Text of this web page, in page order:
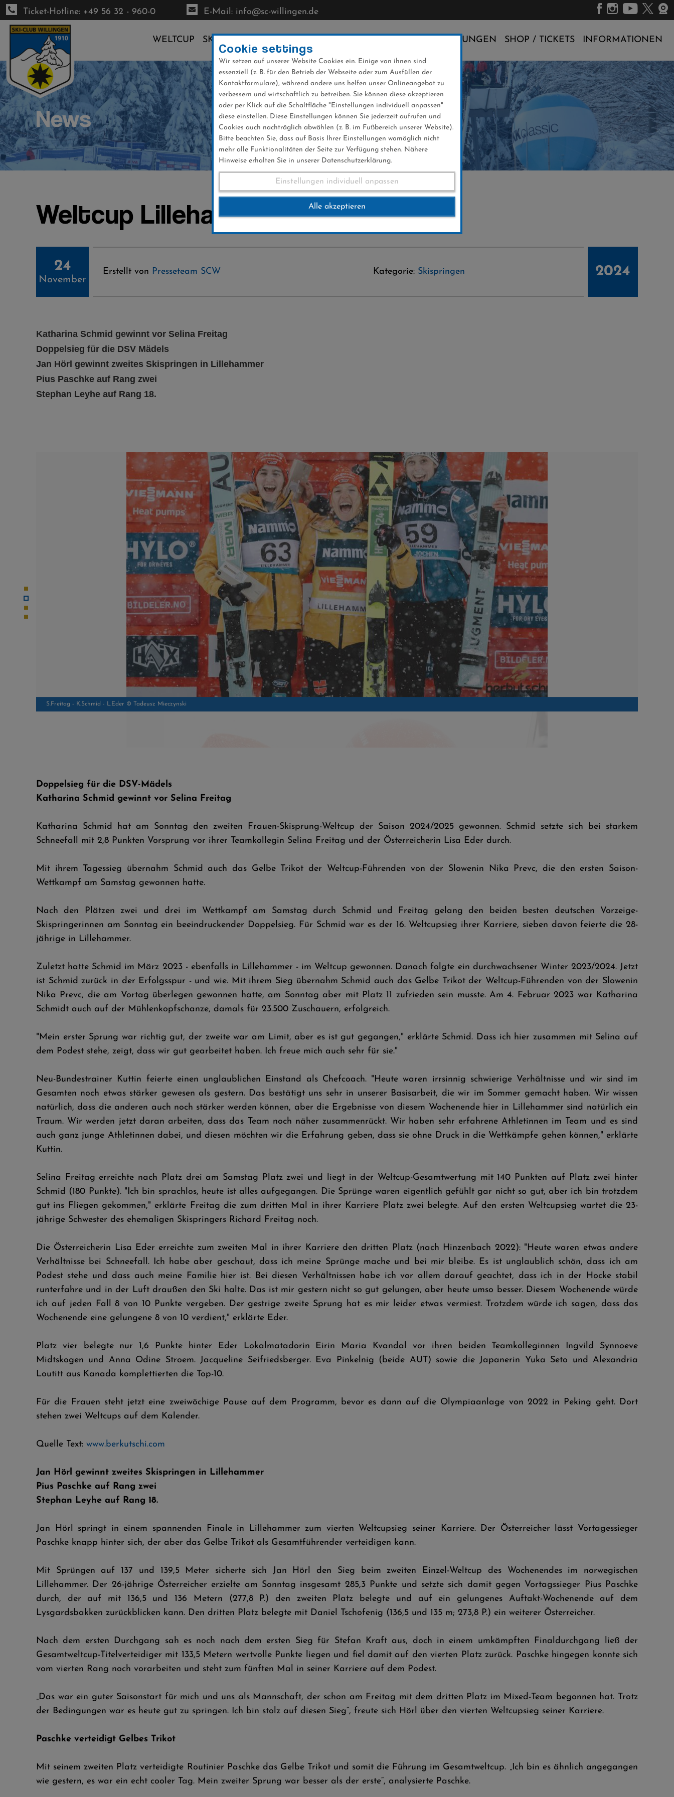
Direkt
zum
Inhalt
Ticket-Hotline: +49 56 32 - 960-0 E-Mail: info@sc-willingen.de
WELTCUP SKI-CLUB VERANSTALTUNGEN SHOP / TICKETS INFORMATIONEN
News
Weltcup Lillehammer 24.11.2024
24
November
Erstellt von Presseteam SCW Kategorie: Skispringen 2024
Katharina Schmid gewinnt vor Selina Freitag
Doppelsieg für die DSV Mädels
Jan Hörl gewinnt zweites Skispringen in Lillehammer
Pius Paschke auf Rang zwei
Stephan Leyhe auf Rang 18.
Doppelsieg für die DSV-Mädels
Katharina Schmid gewinnt vor Selina Freitag
Katharina Schmid hat am Sonntag den zweiten Frauen-Skisprung-Weltcup der Saison 2024/2025 gewonnen. Schmid setzte sich bei starkem
Schneefall mit 2,8 Punkten Vorsprung vor ihrer Teamkollegin Selina Freitag und der Österreicherin Lisa Eder durch.
Mit ihrem Tagessieg übernahm Schmid auch das Gelbe Trikot der Weltcup-Führenden von der Slowenin Nika Prevc, die den ersten Saison-
Wettkampf am Samstag gewonnen hatte.
Nach den Plätzen zwei und drei im Wettkampf am Samstag durch Schmid und Freitag gelang den beiden besten deutschen Vorzeige-
Skispringerinnen am Sonntag ein beeindruckender Doppelsieg. Für Schmid war es der 16. Weltcupsieg ihrer Karriere, sieben davon feierte die 28-
jährige in Lillehammer.
Zuletzt hatte Schmid im März 2023 - ebenfalls in Lillehammer - im Weltcup gewonnen. Danach folgte ein durchwachsener Winter 2023/2024. Jetzt
ist Schmid zurück in der Erfolgsspur - und wie. Mit ihrem Sieg übernahm Schmid auch das Gelbe Trikot der Weltcup-Führenden von der Slowenin
Nika Prevc, die am Vortag überlegen gewonnen hatte, am Sonntag aber mit Platz 11 zufrieden sein musste. Am 4. Februar 2023 war Katharina
Schmidt auch auf der Mühlenkopfschanze, damals für 23.500 Zuschauern, erfolgreich.
"Mein erster Sprung war richtig gut, der zweite war am Limit, aber es ist gut gegangen," erklärte Schmid. Dass ich hier zusammen mit Selina auf
dem Podest stehe, zeigt, dass wir gut gearbeitet haben. Ich freue mich auch sehr für sie."
Neu-Bundestrainer Kuttin feierte einen unglaublichen Einstand als Chefcoach. "Heute waren irrsinnig schwierige Verhältnisse und wir sind im
Gesamten noch etwas stärker gewesen als gestern. Das bestätigt uns sehr in unserer Basisarbeit, die wir im Sommer gemacht haben. Wir wissen
natürlich, dass die anderen auch noch stärker werden können, aber die Ergebnisse von diesem Wochenende hier in Lillehammer sind natürlich ein
Traum. Wir werden jetzt daran arbeiten, dass das Team noch näher zusammenrückt. Wir haben sehr erfahrene Athletinnen im Team und es sind
auch ganz junge Athletinnen dabei, und diesen möchten wir die Erfahrung geben, dass sie ohne Druck in die Wettkämpfe gehen können," erklärte
Kuttin.
Selina Freitag erreichte nach Platz drei am Samstag Platz zwei und liegt in der Weltcup-Gesamtwertung mit 140 Punkten auf Platz zwei hinter
Schmid (180 Punkte). "Ich bin sprachlos, heute ist alles aufgegangen. Die Sprünge waren eigentlich gefühlt gar nicht so gut, aber ich bin trotzdem
gut ins Fliegen gekommen," erklärte Freitag die zum dritten Mal in ihrer Karriere Platz zwei belegte. Auf den ersten Weltcupsieg wartet die 23-
jährige Schwester des ehemaligen Skispringers Richard Freitag noch.
Die Österreicherin Lisa Eder erreichte zum zweiten Mal in ihrer Karriere den dritten Platz (nach Hinzenbach 2022): "Heute waren etwas andere
Verhältnisse bei Schneefall. Ich habe aber geschaut, dass ich meine Sprünge mache und bei mir bleibe. Es ist unglaublich schön, dass ich am
Podest stehe und dass auch meine Familie hier ist. Bei diesen Verhältnissen habe ich vor allem darauf geachtet, dass ich in der Hocke stabil
runterfahre und in der Luft draußen den Ski halte. Das ist mir gestern nicht so gut gelungen, aber heute umso besser. Diesem Wochenende würde
ich auf jeden Fall 8 von 10 Punkte vergeben. Der gestrige zweite Sprung hat es mir leider etwas vermiest. Trotzdem würde ich sagen, dass das
Wochenende eine gelungene 8 von 10 verdient," erklärte Eder.
Platz vier belegte nur 1,6 Punkte hinter Eder Lokalmatadorin Eirin Maria Kvandal vor ihren beiden Teamkolleginnen Ingvild Synnoeve
Midtskogen und Anna Odine Stroem. Jacqueline Seifriedsberger. Eva Pinkelnig (beide AUT) sowie die Japanerin Yuka Seto und Alexandria
Loutitt aus Kanada komplettierten die Top-10.
Für die Frauen steht jetzt eine zweiwöchige Pause auf dem Programm, bevor es dann auf die Olympiaanlage von 2022 in Peking geht. Dort
stehen zwei Weltcups auf dem Kalender.
Quelle Text: www.berkutschi.com
Jan Hörl gewinnt zweites Skispringen in Lillehammer
Pius Paschke auf Rang zwei
Stephan Leyhe auf Rang 18.
Jan Hörl springt in einem spannenden Finale in Lillehammer zum vierten Weltcupsieg seiner Karriere. Der Österreicher lässt Vortagessieger
Paschke knapp hinter sich, der aber das Gelbe Trikot als Gesamtführender verteidigen kann.
Mit Sprüngen auf 137 und 139,5 Meter sicherte sich Jan Hörl den Sieg beim zweiten Einzel-Weltcup des Wochenendes im norwegischen
Lillehammer. Der 26-jährige Österreicher erzielte am Sonntag insgesamt 285,3 Punkte und setzte sich damit gegen Vortagssieger Pius Paschke
durch, der auf mit 136,5 und 136 Metern (277,8 P.) den zweiten Platz belegte und auf ein gelungenes Auftakt-Wochenende auf dem
Lysgardsbakken zurückblicken kann. Den dritten Platz belegte mit Daniel Tschofenig (136,5 und 135 m; 273,8 P.) ein weiterer Österreicher.
Nach dem ersten Durchgang sah es noch nach dem ersten Sieg für Stefan Kraft aus, doch in einem umkämpften Finaldurchgang ließ der
Gesamtweltcup-Titelverteidiger mit 133,5 Metern wertvolle Punkte liegen und fiel damit auf den vierten Platz zurück. Paschke hingegen konnte sich
vom vierten Rang noch vorarbeiten und steht zum fünften Mal in seiner Karriere auf dem Podest.
„Das war ein guter Saisonstart für mich und uns als Mannschaft, der schon am Freitag mit dem dritten Platz im Mixed-Team begonnen hat. Trotz
der Bedingungen war es heute gut zu springen. Ich bin stolz auf diesen Sieg“, freute sich Hörl über den vierten Weltcupsieg seiner Karriere.
Paschke verteidigt Gelbes Trikot
Mit seinem zweiten Platz verteidigte Routinier Paschke das Gelbe Trikot und somit die Führung im Gesamtweltcup. „Ich bin es ähnlich angegangen
wie gestern, es war ein echt cooler Tag. Mein zweiter Sprung war besser als der erste“, analysierte Paschke.
Cookie settings
Wir setzen auf unserer Website Cookies ein. Einige von ihnen sind
essenziell (z. B. für den Betrieb der Webseite oder zum Ausfüllen der
Kontaktformulare), während andere uns helfen unser Onlineangebot zu
verbessern und wirtschaftlich zu betreiben. Sie können diese akzeptieren
oder per Klick auf die Schaltfläche "Einstellungen individuell anpassen"
diese einstellen. Diese Einstellungen können Sie jederzeit aufrufen und
Cookies auch nachträglich abwählen (z. B. im Fußbereich unserer Website).
Bitte beachten Sie, dass auf Basis Ihrer Einstellungen womöglich nicht
mehr alle Funktionalitäten der Seite zur Verfügung stehen. Nähere
Hinweise erhalten Sie in unserer Datenschutzerklärung.
Einstellungen individuell anpassen
Alle akzeptieren